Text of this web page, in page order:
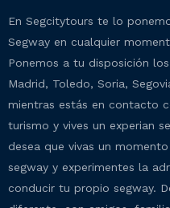
En Segcitytours te lo
Segway en cualquier
Ponemos a tu disposición
Madrid, Toledo, Soria,
mientras estás en contacto
turismo y vives un experian
desea que vivas un
segway y experimentes la
conducir tu propio segway.